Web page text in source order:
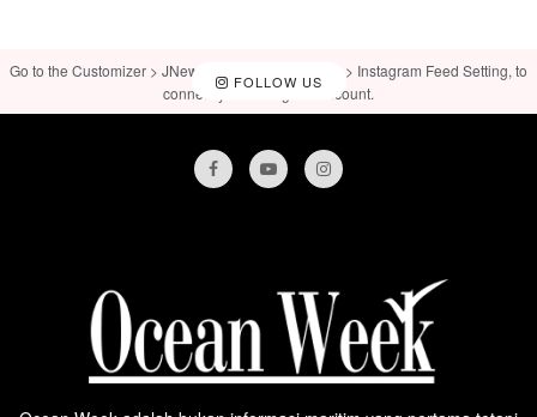
FOLLOW US
Go to the Customizer > JNews : Social, Like & View > Instagram Feed Setting, to
connect your Instagram account.